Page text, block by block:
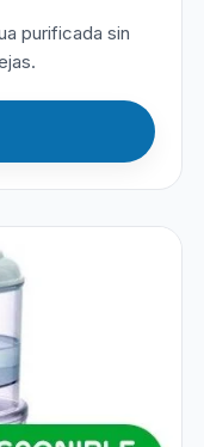
purificada sin